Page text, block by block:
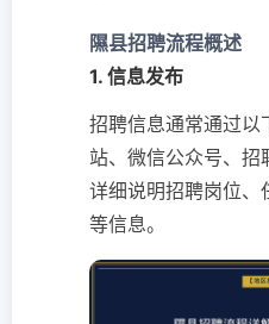
隰县招聘流程概述
1. 信息发布
招聘信息通常通过以
站、微信公众号、
详细说明招聘岗位、
等信息。